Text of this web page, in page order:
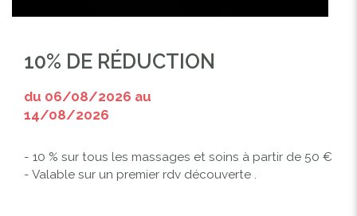
10% DE RÉDUCTION
du 06/08/2026 au
14/08/2026
- 10 % sur tous les massages et soins à partir de 50 €
- Valable sur un premier rdv découverte .